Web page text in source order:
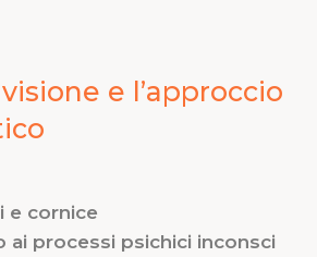
e l’approccio
e cornice
ai processi psichici inconsci